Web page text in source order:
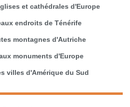
et cathédrales d'Europe
endroits de Ténérife
montagnes d'Autriche
monuments d'Europe
villes d'Amérique du Sud